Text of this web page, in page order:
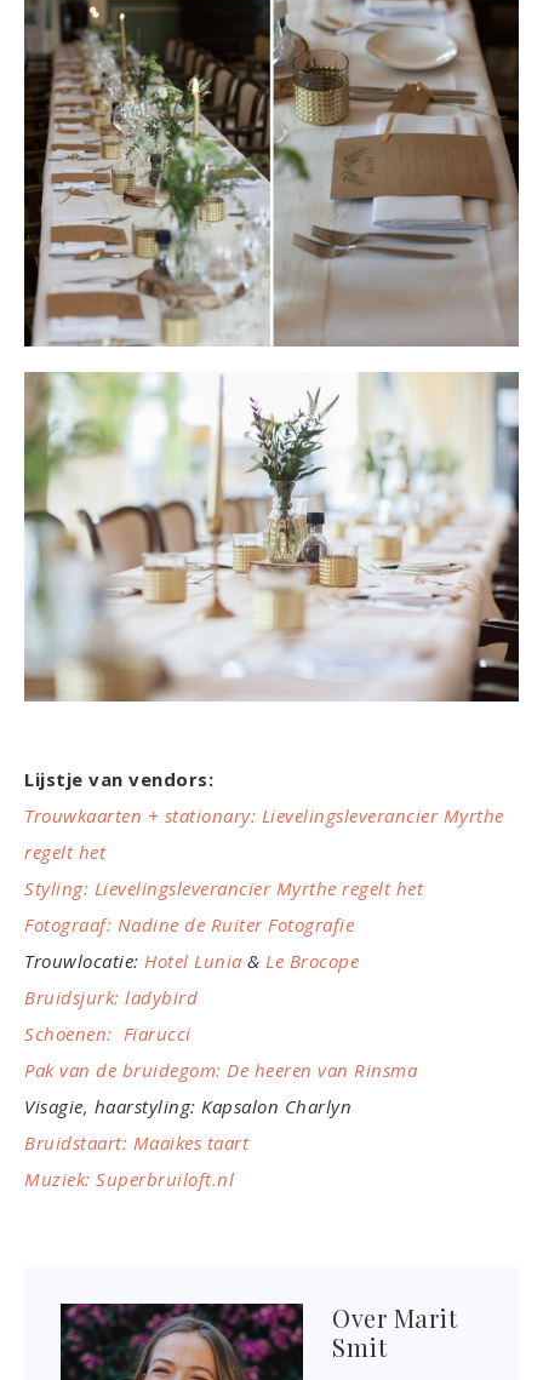
Lijstje van vendors:
Trouwkaarten + stationary: Lievelingsleverancier Myrthe
regelt het
Styling: Lievelingsleverancier Myrthe regelt het
Fotograaf: Nadine de Ruiter Fotografie
Trouwlocatie: Hotel Lunia & Le Brocope
Bruidsjurk: ladybird
Schoenen: Fiarucci
Pak van de bruidegom: De heeren van Rinsma
Visagie, haarstyling: Kapsalon Charlyn
Bruidstaart: Maaikes taart
Muziek: Superbruiloft.nl
Over Marit
Smit